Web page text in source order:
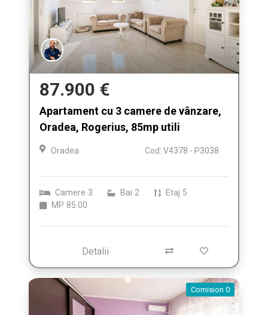
87.900 €
Apartament cu 3 camere de vânzare,
Oradea, Rogerius, 85mp utili
Oradea Cod: V4378 - P3038
Camere 3 Bai 2 Etaj 5
MP 85.00
Detalii
Comision 0